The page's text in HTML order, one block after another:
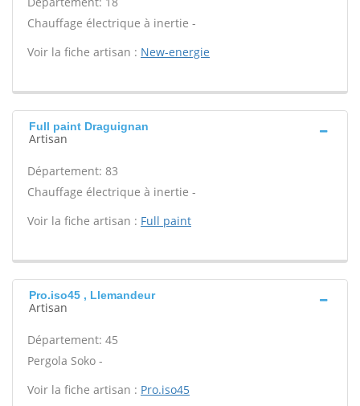
Chauffage électrique à inertie -
Voir la fiche artisan : New-energie
Full paint Draguignan
Artisan
Département: 83
Chauffage électrique à inertie -
Voir la fiche artisan : Full paint
Pro.iso45 , Llemandeur
Artisan
Département: 45
Pergola Soko -
Voir la fiche artisan : Pro.iso45